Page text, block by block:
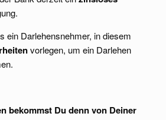
ein Darlehensnehmer, in diesem
vorlegen, um ein Darlehen
bekommst Du denn von Deiner